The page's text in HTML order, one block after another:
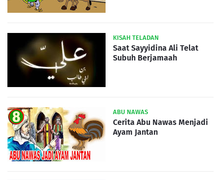
KISAH TELADAN
Saat Sayyidina Ali Telat
Subuh Berjamaah
ABU NAWAS
Cerita Abu Nawas Menjadi
Ayam Jantan